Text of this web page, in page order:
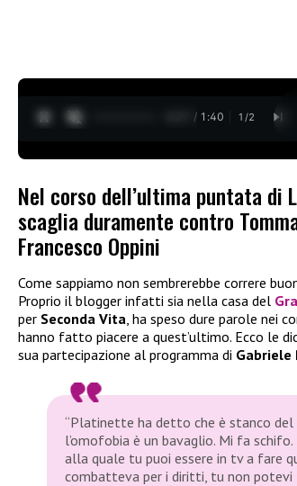
0:28 / 1:40 1 /2
Nel corso dell’ultima puntata di
scaglia duramente contro
Francesco Oppini
Come sappiamo non sembrerebbe correre
Proprio il blogger infatti sia nella casa del
per Seconda Vita, ha speso dure parole nei
hanno fatto piacere a quest’ultimo. Ecco le
sua partecipazione al programma di Gabriele
“Platinette ha detto che è stanco
l’omofobia è un bavaglio. Mi fa
alla quale tu puoi essere in tv a fare
combatteva per i diritti, tu non